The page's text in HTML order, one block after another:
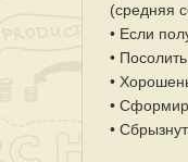
(средняя
• Если
•
•
•
•